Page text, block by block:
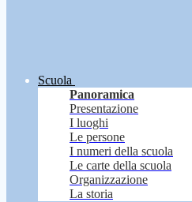
Scuola
Panoramica
Presentazione
I luoghi
Le persone
I numeri della scuola
Le carte della scuola
Organizzazione
La storia